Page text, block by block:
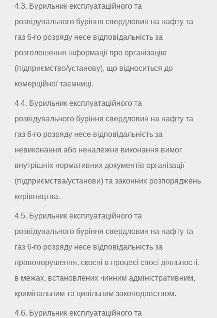
4.3. Бурильник експлуатаційного та
розвідувального буріння свердловин на нафту та
газ 6-го розряду несе відповідальність за
розголошення інформації про організацію
(підприємство/установу), що відноситься до
комерційної таємниці.
4.4. Бурильник експлуатаційного та
розвідувального буріння свердловин на нафту та
газ 6-го розряду несе відповідальність за
невиконання або неналежне виконання вимог
внутрішніх нормативних документів організації
(підприємства/установи) та законних розпоряджень
керівництва.
4.5. Бурильник експлуатаційного та
розвідувального буріння свердловин на нафту та
газ 6-го розряду несе відповідальність за
правопорушення, скоєні в процесі своєї діяльності,
в межах, встановлених чинним адміністративним,
кримінальним та цивільним законодавством.
4.6. Бурильник експлуатаційного та